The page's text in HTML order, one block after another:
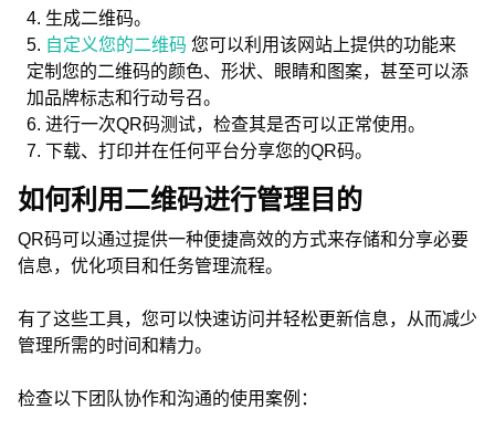
生成二维码。
自定义您的二维码 您可以利用该网站上提供的功能来
定制您的二维码的颜色、形状、眼睛和图案，甚至可以添
加品牌标志和行动号召。
进行一次QR码测试，检查其是否可以正常使用。
下载、打印并在任何平台分享您的QR码。
如何利用二维码进行管理目的
QR码可以通过提供一种便捷高效的方式来存储和分享必要
信息，优化项目和任务管理流程。
有了这些工具，您可以快速访问并轻松更新信息，从而减少
管理所需的时间和精力。
检查以下团队协作和沟通的使用案例：